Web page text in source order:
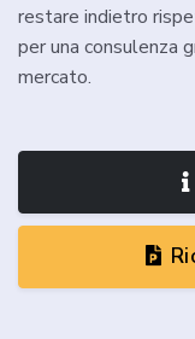
restare indietro
per una consulenza
mercato.